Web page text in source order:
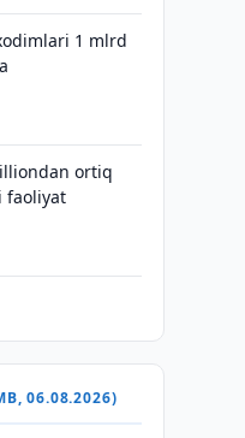
1 mlrd
ortiq
faoliyat
06.08.2026)